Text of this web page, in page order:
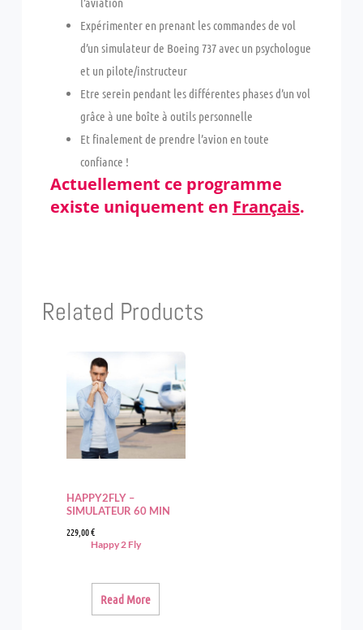
Expérimenter en prenant les commandes de vol
d’un simulateur de Boeing 737 avec un psychologue
et un pilote/instructeur
Etre serein pendant les différentes phases d’un vol
grâce à une boîte à outils personnelle
Et finalement de prendre l’avion en toute
confiance !
Actuellement ce programme
existe uniquement en Français.
Related Products
HAPPY2FLY –
SIMULATEUR 60 MIN
229,00€
Happy 2 Fly
Read More